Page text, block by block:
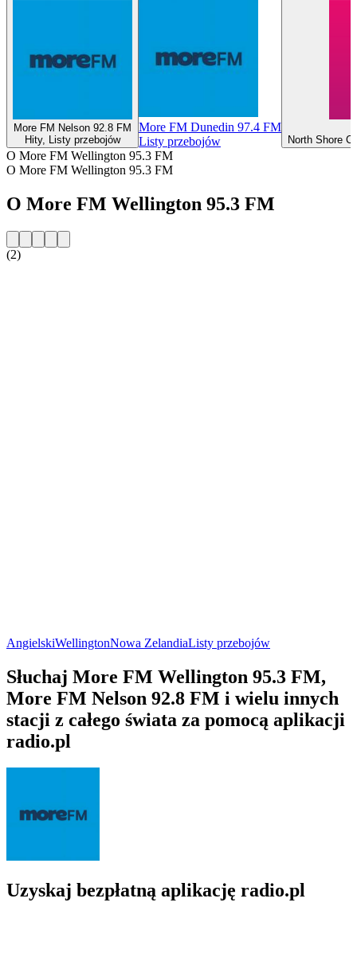
More FM Nelson 92.8 FM
Hity, Listy przebojów
More FM Dunedin 97.4 FM
Listy przebojów
North Shore
O More FM Wellington 95.3 FM
O More FM Wellington 95.3 FM
O More FM Wellington 95.3 FM
(2)
AngielskiWellingtonNowa ZelandiaListy przebojów
Słuchaj More FM Wellington 95.3 FM,
More FM Nelson 92.8 FM i wielu innych
stacji z całego świata za pomocą aplikacji
radio.pl
Uzyskaj bezpłatną aplikację radio.pl